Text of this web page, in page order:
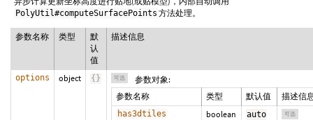
PolyUtil#computeSurfacePoints 方法处理。
参数名称 类型
默
认
值
描述信息
options object { } 可选
参数对象:
参数名称
类型 默认值 描述信
has3dtiles boolean auto 可选